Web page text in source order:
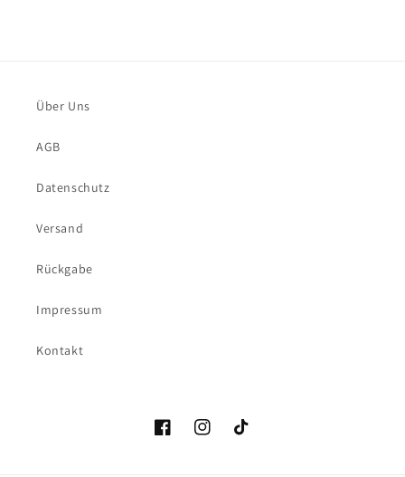
Über Uns
AGB
Datenschutz
Versand
Rückgabe
Impressum
Kontakt
FacebookInstagramTikTok